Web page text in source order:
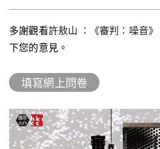
《諸神會藝術節》暨《榮念曾
《戲曲金庸．笑傲江湖》
多謝觀看許敖山 ：《審判：噪音》
下您的意見。
填寫網上問卷